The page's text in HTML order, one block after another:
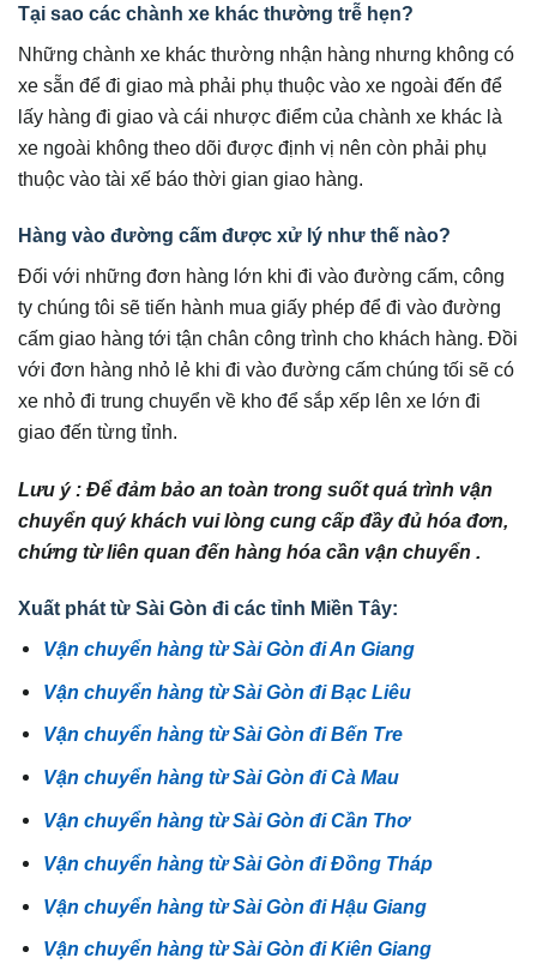
Tại sao các chành xe khác thường trễ hẹn?
Những chành xe khác thường nhận hàng nhưng không có
xe sẵn để đi giao mà phải phụ thuộc vào xe ngoài đến để
lấy hàng đi giao và cái nhược điểm của chành xe khác là
xe ngoài không theo dõi được định vị nên còn phải phụ
thuộc vào tài xế báo thời gian giao hàng.
Hàng vào đường cấm được xử lý như thế nào?
Đối với những đơn hàng lớn khi đi vào đường cấm, công
ty chúng tôi sẽ tiến hành mua giấy phép để đi vào đường
cấm giao hàng tới tận chân công trình cho khách hàng. Đồi
với đơn hàng nhỏ lẻ khi đi vào đường cấm chúng tối sẽ có
xe nhỏ đi trung chuyển về kho để sắp xếp lên xe lớn đi
giao đến từng tỉnh.
Lưu ý : Để đảm bảo an toàn trong suốt quá trình vận
chuyển quý khách vui lòng cung cấp đầy đủ hóa đơn,
chứng từ liên quan đến hàng hóa cần vận chuyển .
Xuất phát từ Sài Gòn đi các tỉnh Miền Tây:
Vận chuyển hàng từ Sài Gòn đi An Giang
Vận chuyển hàng từ Sài Gòn đi Bạc Liêu
Vận chuyển hàng từ Sài Gòn đi Bến Tre
Vận chuyển hàng từ Sài Gòn đi Cà Mau
Vận chuyển hàng từ Sài Gòn đi Cần Thơ
Vận chuyển hàng từ Sài Gòn đi Đồng Tháp
Vận chuyển hàng từ Sài Gòn đi Hậu Giang
Vận chuyển hàng từ Sài Gòn đi Kiên Giang